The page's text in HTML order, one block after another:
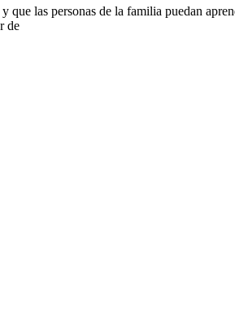
las personas de la familia puedan
de